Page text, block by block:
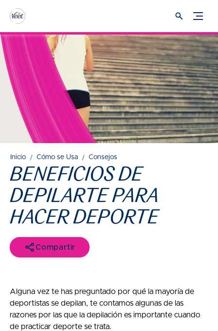
Inicio Cómo se Usa Consejos
BENEFICIOS DE
DEPILARTE PARA
HACER DEPORTE
Compartir
Alguna vez te has preguntado por qué la mayoría de
deportistas se depilan, te contamos algunas de las
razones por las que la depilación es importante cuando
de practicar deporte se trata.